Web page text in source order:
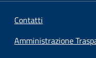
Contatti
Amministrazione